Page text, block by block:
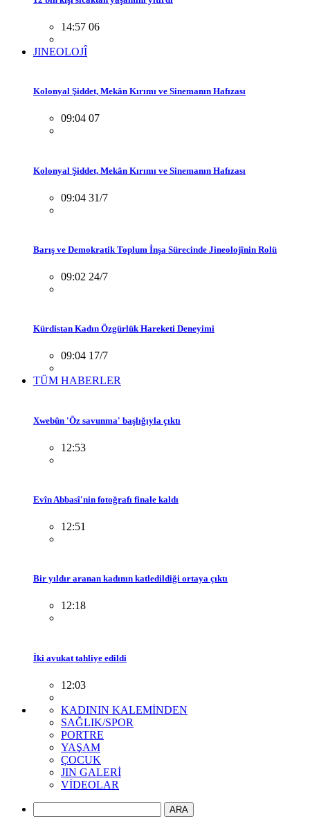
14:57 06
JINEOLOJÎ
Kolonyal Şiddet, Mekân Kırımı ve Sinemanın Hafızası
09:04 07
Kolonyal Şiddet, Mekân Kırımı ve Sinemanın Hafızası
09:04 31/7
Barış ve Demokratik Toplum İnşa Sürecinde Jineolojînin Rolü
09:02 24/7
Kürdistan Kadın Özgürlük Hareketi Deneyimi
09:04 17/7
TÜM HABERLER
Xwebûn 'Öz savunma' başlığıyla çıktı
12:53
Evîn Abbasî'nin fotoğrafı finale kaldı
12:51
Bir yıldır aranan kadının katledildiği ortaya çıktı
12:18
İki avukat tahliye edildi
12:03
KADININ KALEMİNDEN
SAĞLIK/SPOR
PORTRE
YAŞAM
ÇOCUK
JIN GALERİ
VİDEOLAR
ARA